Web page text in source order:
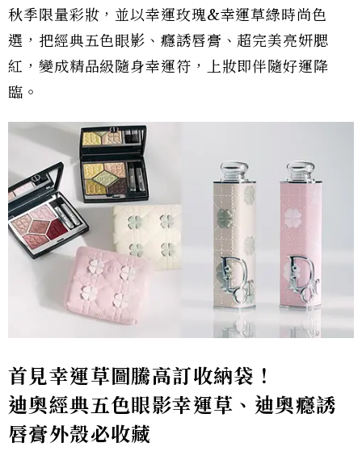
秋季限量彩妝，並以幸運玫瑰&幸運草綠時尚色
選，把經典五色眼影、癮誘唇膏、超完美亮妍腮
紅，變成精品級隨身幸運符，上妝即伴隨好運降
臨。
首見幸運草圖騰高訂收納袋 ！
迪奧經典五色眼影幸運草、迪奧癮誘
唇膏外殼必收藏